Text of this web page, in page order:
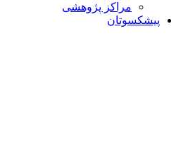
مراکز پژوهشی
پیشکسوتان